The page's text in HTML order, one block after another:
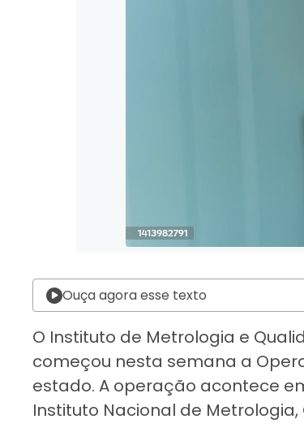
Ouça agora esse texto
O Instituto de Metrologia e
começou nesta semana a
estado. A operação acontece
Instituto Nacional de